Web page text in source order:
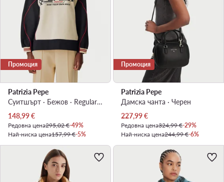
Промоция
Patrizia Pepe
Суитшърт · Бежов · Regular Fit
Актуална цена
148,99€
Редовна цена295,02 €-49%
Най-ниска цена157,99 €-5%
Промоция
Patrizia Pepe
Дамска чанта · Черен
Актуална цена
227,99€
Редовна цена324,99 €-29%
Най-ниска цена244,99 €-6%